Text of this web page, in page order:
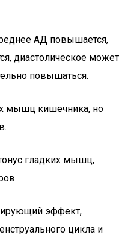
АД повышается,
диастолическое может
повышаться.
мышц кишечника, но
гладких мышц,
эффект,
цикла и